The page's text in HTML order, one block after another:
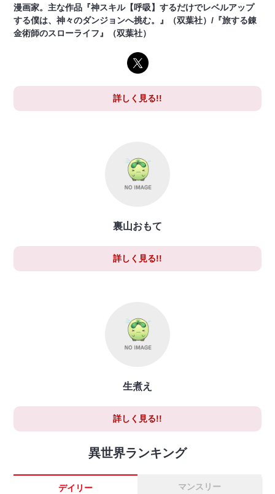
漫画家。主な作品『神スキル【呼吸】するだけでレベルアップ
する僕は、神々のダンジョンへ挑む。』（双葉社）/『旅する錬
金術師のスローライフ』（双葉社）
詳しく見る!!
裏山おもて
詳しく見る!!
生煮え
詳しく見る!!
異世界ランキング
デイリー マンスリー